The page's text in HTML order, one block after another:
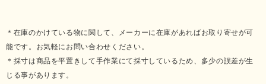
＊在庫のかけている物に関して、メーカーに在庫があればお取り寄せが可
能です。お気軽にお問い合わせください。
＊採寸は商品を平置きして手作業にて採寸しているため、多少の誤差が生
じる事があります。